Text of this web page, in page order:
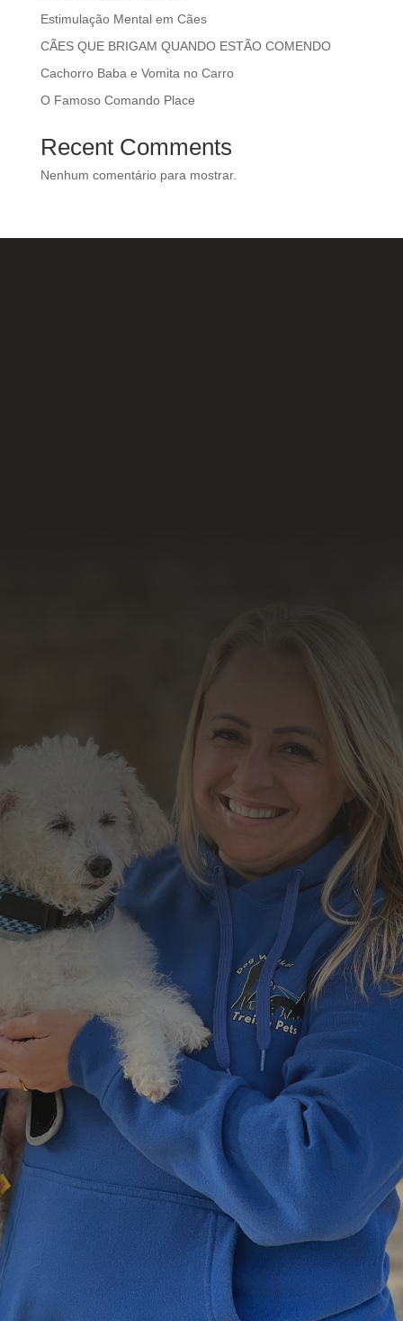
Estimulação Mental em Cães
CÃES QUE BRIGAM QUANDO ESTÃO COMENDO
Cachorro Baba e Vomita no Carro
O Famoso Comando Place
Recent Comments
Nenhum comentário para mostrar.
Formulário de Contato
10 + 11 = Enviar